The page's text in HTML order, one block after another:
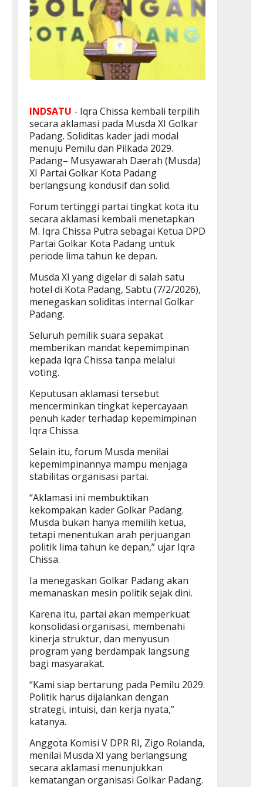
INDSATU - Iqra Chissa kembali terpilih
secara aklamasi pada Musda XI Golkar
Padang. Soliditas kader jadi modal
menuju Pemilu dan Pilkada 2029.
Padang– Musyawarah Daerah (Musda)
XI Partai Golkar Kota Padang
berlangsung kondusif dan solid.
Forum tertinggi partai tingkat kota itu
secara aklamasi kembali menetapkan
M. Iqra Chissa Putra sebagai Ketua DPD
Partai Golkar Kota Padang untuk
periode lima tahun ke depan.
Musda XI yang digelar di salah satu
hotel di Kota Padang, Sabtu (7/2/2026),
menegaskan soliditas internal Golkar
Padang.
Seluruh pemilik suara sepakat
memberikan mandat kepemimpinan
kepada Iqra Chissa tanpa melalui
voting.
Keputusan aklamasi tersebut
mencerminkan tingkat kepercayaan
penuh kader terhadap kepemimpinan
Iqra Chissa.
Selain itu, forum Musda menilai
kepemimpinannya mampu menjaga
stabilitas organisasi partai.
“Aklamasi ini membuktikan
kekompakan kader Golkar Padang.
Musda bukan hanya memilih ketua,
tetapi menentukan arah perjuangan
politik lima tahun ke depan,” ujar Iqra
Chissa.
Ia menegaskan Golkar Padang akan
memanaskan mesin politik sejak dini.
Karena itu, partai akan memperkuat
konsolidasi organisasi, membenahi
kinerja struktur, dan menyusun
program yang berdampak langsung
bagi masyarakat.
“Kami siap bertarung pada Pemilu 2029.
Politik harus dijalankan dengan
strategi, intuisi, dan kerja nyata,”
katanya.
Anggota Komisi V DPR RI, Zigo Rolanda,
menilai Musda XI yang berlangsung
secara aklamasi menunjukkan
kematangan organisasi Golkar Padang.